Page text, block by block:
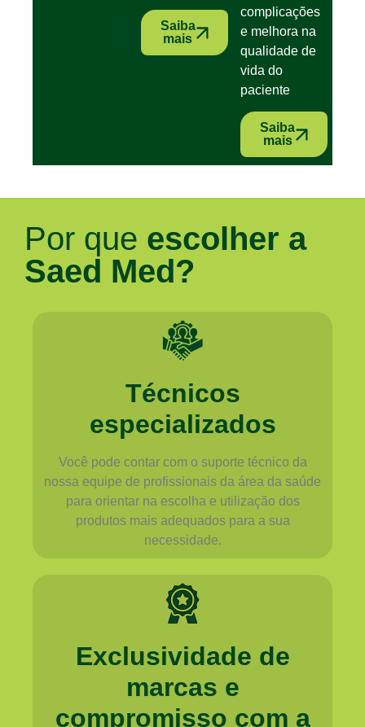
Saiba
mais
complicações
e melhora na
qualidade de
vida do
paciente
Saiba
mais
Por que escolher a
Saed Med?
Técnicos
especializados
Você pode contar com o suporte técnico da
nossa equipe de profissionais da área da saúde
para orientar na escolha e utilização dos
produtos mais adequados para a sua
necessidade.
Exclusividade de
marcas e
compromisso com a